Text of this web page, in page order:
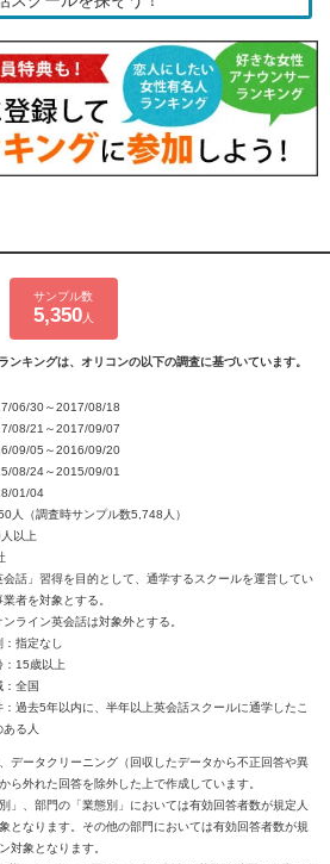
サンプル数
5,350人
ンキングは、オリコンの以下の調査に基づいています。
06/30～2017/08/18
08/21～2017/09/07
09/05～2016/09/20
08/24～2015/09/01
01/04
人（調査時サンプル数5,748人）
以上
会話」習得を目的として、通学するスクールを運営してい
業者を対象とする。
ライン英会話は対象外とする。
：指定なし
：15歳以上
：全国
：過去5年以内に、半年以上英会話スクールに通学したこ
ある人
データクリーニング（回収したデータから不正回答や異
ら外れた回答を除外した上で作成しています。
」、部門の「業態別」においては有効回答者数が規定人
となります。その他の部門においては有効回答者数が規
対象となります。